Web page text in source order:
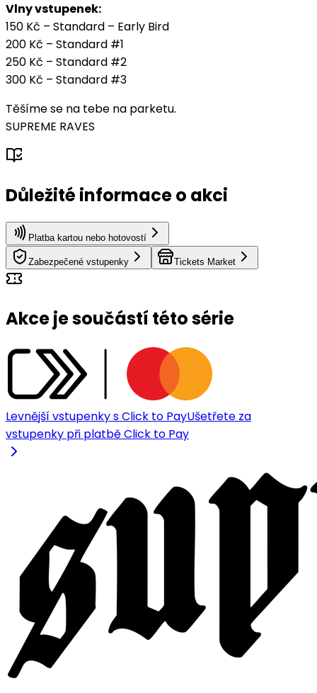
Vlny vstupenek:
150 Kč – Standard – Early Bird
200 Kč – Standard #1
250 Kč – Standard #2
300 Kč – Standard #3
Těšíme se na tebe na parketu.
SUPREME RAVES
Důležité informace o akci
Platba kartou nebo hotovostí
Zabezpečené vstupenky Tickets Market
Akce je součástí této série
Levnější vstupenky s Click to PayUšetřete za
vstupenky při platbě Click to Pay